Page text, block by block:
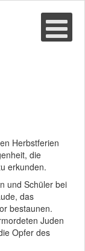
Herbstferien
die
erkunden.
und Schüler bei
das
bestaunen.
Juden
Opfer des